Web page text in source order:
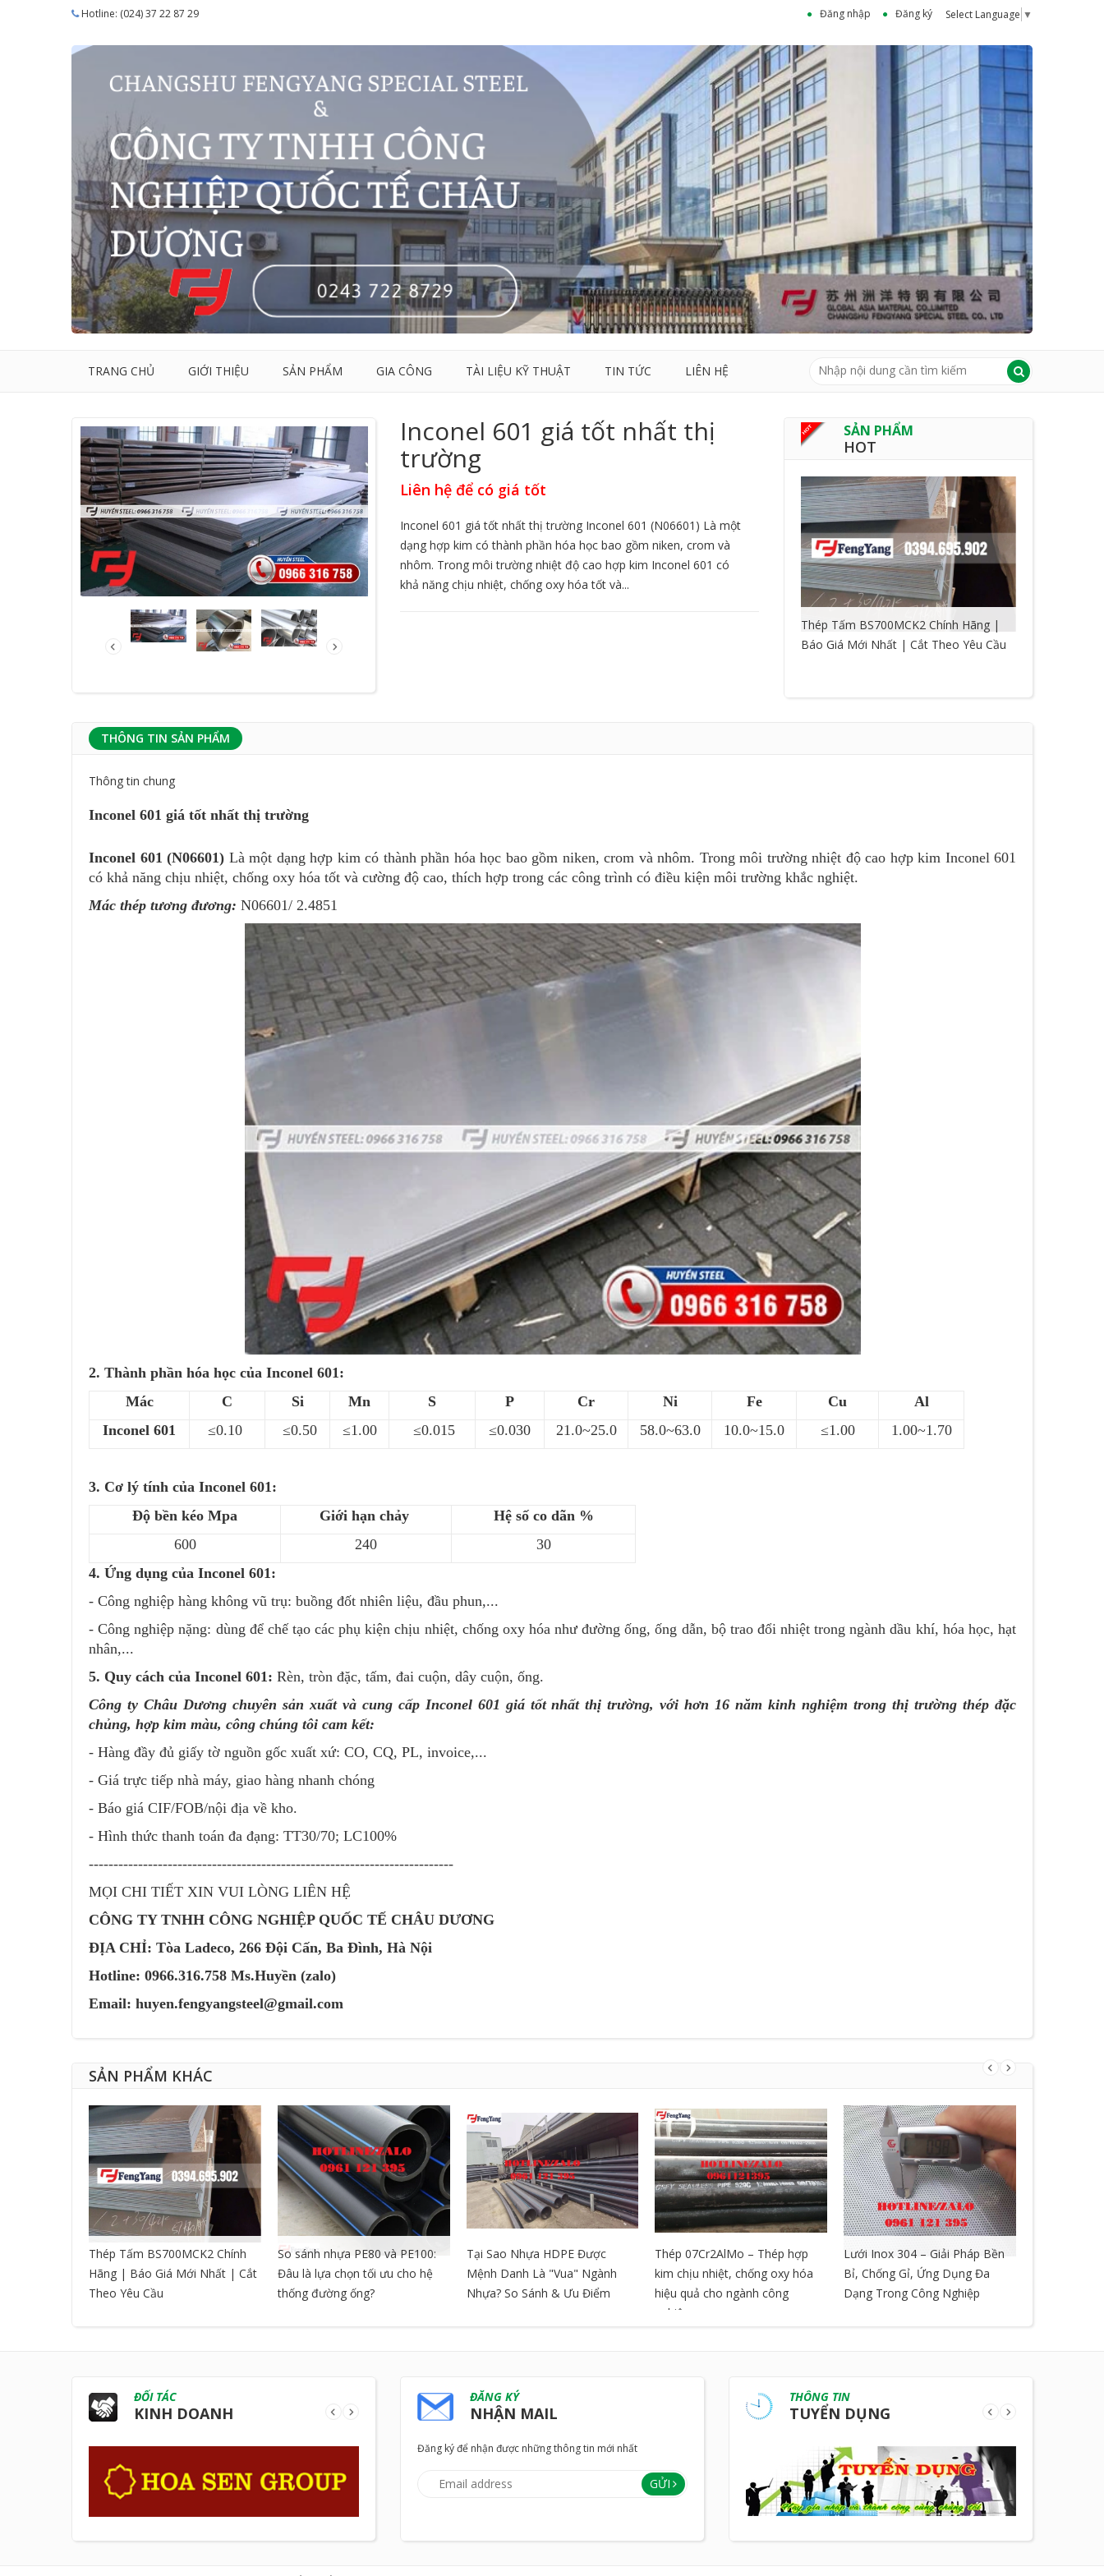
Hotline: (024) 37 22 87 29 Đăng nhập Đăng ký Select Language ▼
TRANG CHỦ GIỚI THIỆU SẢN PHẨM GIA CÔNG TÀI LIỆU KỸ THUẬT TIN TỨC LIÊN HỆ
Inconel 601 giá tốt nhất thị
trường
Liên hệ để có giá tốt
Inconel 601 giá tốt nhất thị trường Inconel 601 (N06601) Là một
dạng hợp kim có thành phần hóa học bao gồm niken, crom và
nhôm. Trong môi trường nhiệt độ cao hợp kim Inconel 601 có
khả năng chịu nhiệt, chống oxy hóa tốt và...
SẢN PHẨM
HOT
Thép Tấm BS700MCK2 Chính Hãng |
Báo Giá Mới Nhất | Cắt Theo Yêu Cầu
THÔNG TIN SẢN PHẨM
Thông tin chung
Inconel 601 giá tốt nhất thị trường
Inconel 601 (N06601) Là một dạng hợp kim có thành phần hóa học bao gồm niken, crom và nhôm. Trong môi trường nhiệt độ cao hợp kim Inconel 601
có khả năng chịu nhiệt, chống oxy hóa tốt và cường độ cao, thích hợp trong các công trình có điều kiện môi trường khắc nghiệt.
Mác thép tương đương: N06601/ 2.4851
2. Thành phần hóa học của Inconel 601:
Mác
C Si Mn S P Cr Ni Fe Cu
Al
Inconel 601
≤0.10 ≤0.50 ≤1.00 ≤0.015 ≤0.030 21.0~25.0 58.0~63.0 10.0~15.0 ≤1.00 1.00~1.70
3. Cơ lý tính của Inconel 601:
Độ bền kéo Mpa
Giới hạn chảy
Hệ số co dãn %
600
240
30
4. Ứng dụng của Inconel 601:
- Công nghiệp hàng không vũ trụ: buồng đốt nhiên liệu, đầu phun,...
- Công nghiệp nặng: dùng để chế tạo các phụ kiện chịu nhiệt, chống oxy hóa như đường ống, ống dẫn, bộ trao đổi nhiệt trong ngành dầu khí, hóa học, hạt
nhân,...
5. Quy cách của Inconel 601: Rèn, tròn đặc, tấm, đai cuộn, dây cuộn, ống.
Công ty Châu Dương chuyên sản xuất và cung cấp Inconel 601 giá tốt nhất thị trường, với hơn 16 năm kinh nghiệm trong thị trường thép đặc
chủng, hợp kim màu, công chúng tôi cam kết:
- Hàng đầy đủ giấy tờ nguồn gốc xuất xứ: CO, CQ, PL, invoice,...
- Giá trực tiếp nhà máy, giao hàng nhanh chóng
- Báo giá CIF/FOB/nội địa về kho.
- Hình thức thanh toán đa đạng: TT30/70; LC100%
--------------------------------------------------------------------------
MỌI CHI TIẾT XIN VUI LÒNG LIÊN HỆ
CÔNG TY TNHH CÔNG NGHIỆP QUỐC TẾ CHÂU DƯƠNG
ĐỊA CHỈ: Tòa Ladeco, 266 Đội Cấn, Ba Đình, Hà Nội
Hotline: 0966.316.758 Ms.Huyền (zalo)
Email: huyen.fengyangsteel@gmail.com
SẢN PHẨM KHÁC
Thép Tấm BS700MCK2 Chính
Hãng | Báo Giá Mới Nhất | Cắt
Theo Yêu Cầu
So sánh nhựa PE80 và PE100:
Đâu là lựa chọn tối ưu cho hệ
thống đường ống?
Tại Sao Nhựa HDPE Được
Mệnh Danh Là "Vua" Ngành
Nhựa? So Sánh & Ưu Điểm
Thép 07Cr2AlMo – Thép hợp
kim chịu nhiệt, chống oxy hóa
hiệu quả cho ngành công
nghiệp
Lưới Inox 304 – Giải Pháp Bền
Bỉ, Chống Gỉ, Ứng Dụng Đa
Dạng Trong Công Nghiệp
ĐỐI TÁC
KINH DOANH
ĐĂNG KÝ
NHẬN MAIL
Đăng ký để nhận được những thông tin mới nhất
GỬI
THÔNG TIN
TUYỂN DỤNG